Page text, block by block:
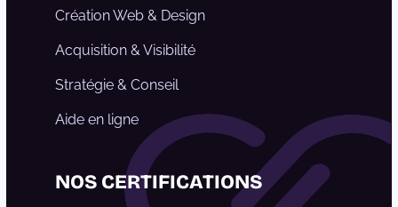
Création Web & Design
Acquisition & Visibilité
Stratégie & Conseil
Aide en ligne
NOS CERTIFICATIONS